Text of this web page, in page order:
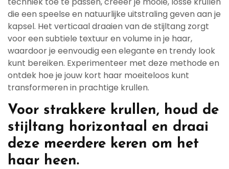
die een speelse en natuurlijke uitstraling geven aan je
kapsel. Het verticaal draaien van de stijltang zorgt
voor een subtiele textuur en volume in je haar,
waardoor je eenvoudig een elegante en trendy look
kunt bereiken. Experimenteer met deze methode en
ontdek hoe je jouw kort haar moeiteloos kunt
transformeren in prachtige krullen.
Voor strakkere krullen, houd de
stijltang horizontaal en draai
deze meerdere keren om het
haar heen.